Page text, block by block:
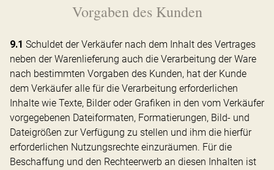
Vorgaben des Kunden
9.1 Schuldet der Verkäufer nach dem Inhalt des Vertrages
neben der Warenlieferung auch die Verarbeitung der Ware
nach bestimmten Vorgaben des Kunden, hat der Kunde
dem Verkäufer alle für die Verarbeitung erforderlichen
Inhalte wie Texte, Bilder oder Grafiken in den vom Verkäufer
vorgegebenen Dateiformaten, Formatierungen, Bild- und
Dateigrößen zur Verfügung zu stellen und ihm die hierfür
erforderlichen Nutzungsrechte einzuräumen. Für die
Beschaffung und den Rechteerwerb an diesen Inhalten ist